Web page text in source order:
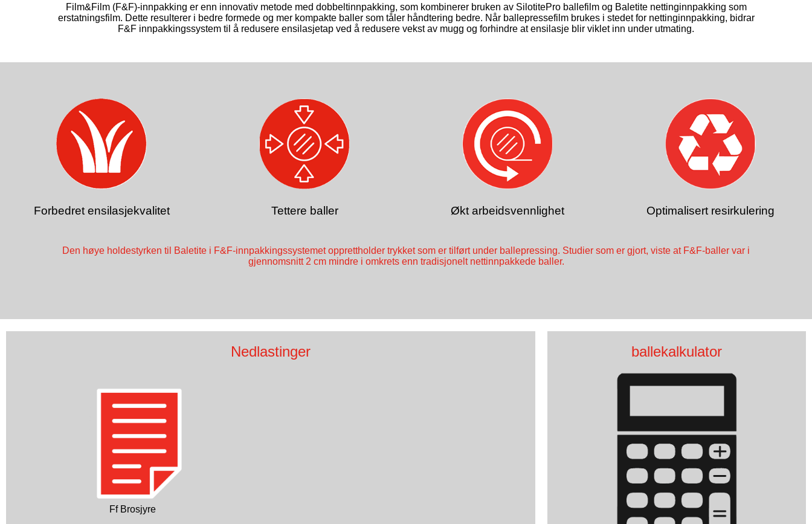
Film&Film (F&F)-innpakking er enn innovativ metode med dobbeltinnpakking, som kombinerer bruken av SilotitePro ballefilm og Baletite nettinginnpakking som
erstatningsfilm. Dette resulterer i bedre formede og mer kompakte baller som tåler håndtering bedre. Når ballepressefilm brukes i stedet for nettinginnpakking, bidrar
F&F innpakkingssystem til å redusere ensilasjetap ved å redusere vekst av mugg og forhindre at ensilasje blir viklet inn under utmating.
Forbedret ensilasjekvalitet Tettere baller Økt arbeidsvennlighet Optimalisert resirkulering
Den høye holdestyrken til Baletite i F&F-innpakkingssystemet opprettholder trykket som er tilført under ballepressing. Studier som er gjort, viste at F&F-baller var i
gjennomsnitt 2 cm mindre i omkrets enn tradisjonelt nettinnpakkede baller.
Nedlastinger
Ff Brosjyre
ballekalkulator